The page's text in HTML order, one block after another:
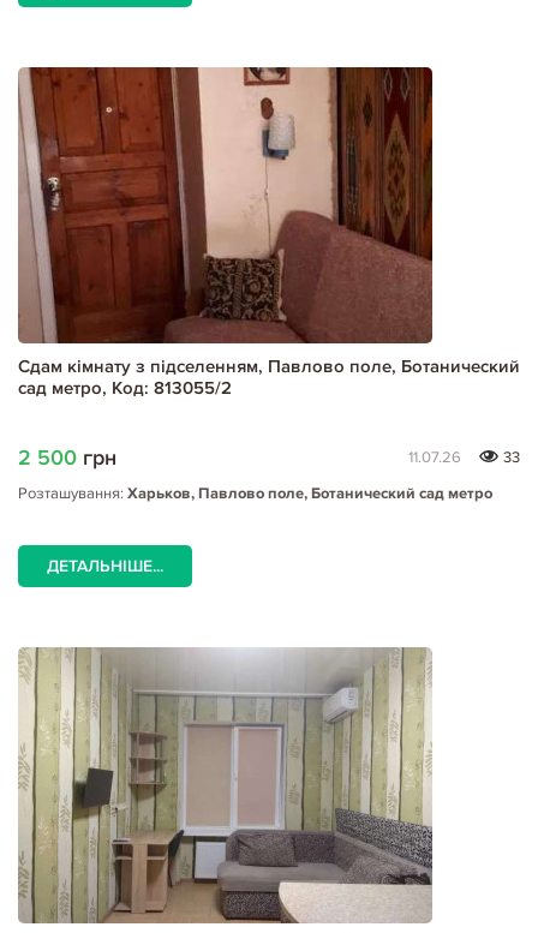
Сдам кімнату з підселенням, Павлово поле, Ботанический
сад метро, Код: 813055/2
2 500 грн 11.07.26
33
Розташування: Харьков, Павлово поле, Ботанический сад метро
ДЕТАЛЬНІШЕ...